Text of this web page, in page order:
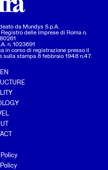
da Mundys S.p.A.
delle Imprese di Roma n.
n. 1023691
in corso di registrazione presso il
sulla stampa 8 febbraio 1948 n.47.